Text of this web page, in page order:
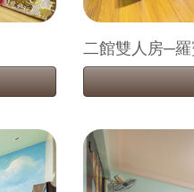
二館雙人房─羅